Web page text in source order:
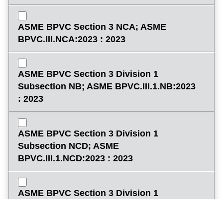
ASME BPVC Section 3 NCA; ASME
BPVC.III.NCA:2023 : 2023
ASME BPVC Section 3 Division 1
Subsection NB; ASME BPVC.III.1.NB:2023
: 2023
ASME BPVC Section 3 Division 1
Subsection NCD; ASME
BPVC.III.1.NCD:2023 : 2023
ASME BPVC Section 3 Division 1